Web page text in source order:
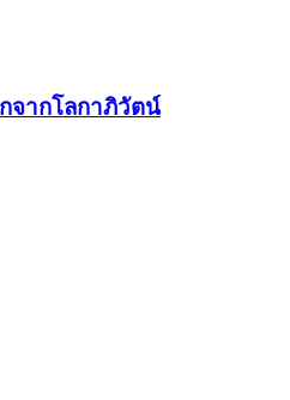
จากโลกาภิวัตน์